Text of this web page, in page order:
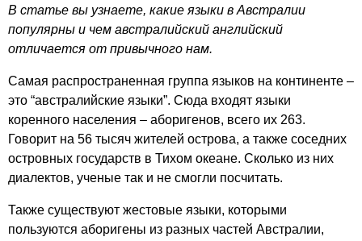
В статье вы узнаете, какие языки в Австралии
популярны и чем австралийский английский
отличается от привычного нам.
Самая распространенная группа языков на континенте –
это “австралийские языки”. Сюда входят языки
коренного населения – аборигенов, всего их 263.
Говорит на 56 тысяч жителей острова, а также соседних
островных государств в Тихом океане. Сколько из них
диалектов, ученые так и не смогли посчитать.
Также существуют жестовые языки, которыми
пользуются аборигены из разных частей Австралии,